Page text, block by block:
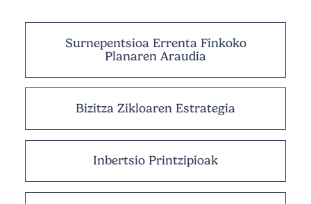
Surnepentsioa Errenta Finkoko
Planaren Araudia
Bizitza Zikloaren Estrategia
Inbertsio Printzipioak